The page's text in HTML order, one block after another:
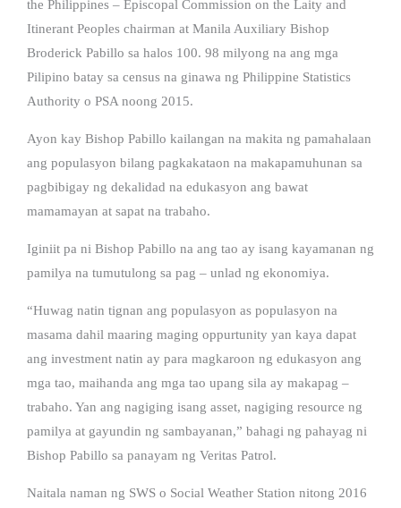
the Philippines – Episcopal Commission on the Laity and
Itinerant Peoples chairman at Manila Auxiliary Bishop
Broderick Pabillo sa halos 100. 98 milyong na ang mga
Pilipino batay sa census na ginawa ng Philippine Statistics
Authority o PSA noong 2015.
Ayon kay Bishop Pabillo kailangan na makita ng pamahalaan
ang populasyon bilang pagkakataon na makapamuhunan sa
pagbibigay ng dekalidad na edukasyon ang bawat
mamamayan at sapat na trabaho.
Iginiit pa ni Bishop Pabillo na ang tao ay isang kayamanan ng
pamilya na tumutulong sa pag – unlad ng ekonomiya.
“Huwag natin tignan ang populasyon as populasyon na
masama dahil maaring maging oppurtunity yan kaya dapat
ang investment natin ay para magkaroon ng edukasyon ang
mga tao, maihanda ang mga tao upang sila ay makapag –
trabaho. Yan ang nagiging isang asset, nagiging resource ng
pamilya at gayundin ng sambayanan,” bahagi ng pahayag ni
Bishop Pabillo sa panayam ng Veritas Patrol.
Naitala naman ng SWS o Social Weather Station nitong 2016